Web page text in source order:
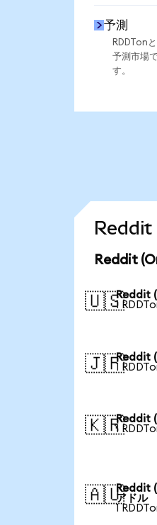
予測
RDDTon
予測市場
す。
Reddit
Reddit
🇺🇸Reddit
1
🇯🇵Reddit
1
🇰🇷Reddit
1
🇦🇺Reddit
アドル
1